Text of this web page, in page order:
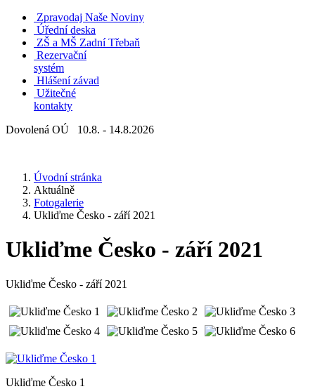
Zpravodaj Naše Noviny
Úřední deska
ZŠ a MŠ Zadní Třebaň
Rezervační
systém
Hlášení závad
Užitečné
kontakty
Dovolená OÚ 10.8. - 14.8.2026
Úvodní stránka
Aktuálně
Fotogalerie
Ukliďme Česko - září 2021
Ukliďme Česko - září 2021
Ukliďme Česko - září 2021
Ukliďme Česko 1